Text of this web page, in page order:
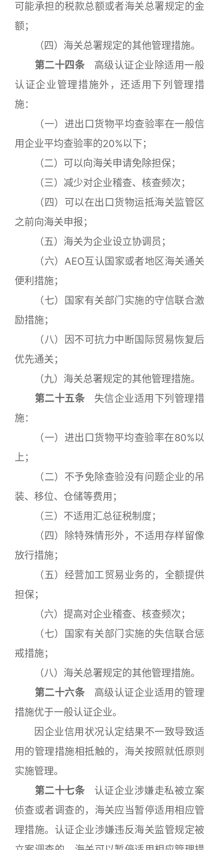
可能承担的税款总额或者海关总署规定的金
额；
（四）海关总署规定的其他管理措施。
第二十四条 高级认证企业除适用一般
认证企业管理措施外，还适用下列管理措
施：
（一）进出口货物平均查验率在一般信
用企业平均查验率的20%以下；
（二）可以向海关申请免除担保；
（三）减少对企业稽查、核查频次；
（四）可以在出口货物运抵海关监管区
之前向海关申报；
（五）海关为企业设立协调员；
（六）AEO互认国家或者地区海关通关
便利措施；
（七）国家有关部门实施的守信联合激
励措施；
（八）因不可抗力中断国际贸易恢复后
优先通关；
（九）海关总署规定的其他管理措施。
第二十五条 失信企业适用下列管理措
施：
（一）进出口货物平均查验率在80%以
上；
（二）不予免除查验没有问题企业的吊
装、移位、仓储等费用；
（三）不适用汇总征税制度；
（四）除特殊情形外，不适用存样留像
放行措施；
（五）经营加工贸易业务的，全额提供
担保；
（六）提高对企业稽查、核查频次；
（七）国家有关部门实施的失信联合惩
戒措施；
（八）海关总署规定的其他管理措施。
第二十六条 高级认证企业适用的管理
措施优于一般认证企业。
因企业信用状况认定结果不一致导致适
用的管理措施相抵触的，海关按照就低原则
实施管理。
第二十七条 认证企业涉嫌走私被立案
侦查或者调查的，海关应当暂停适用相应管
理措施。认证企业涉嫌违反海关监管规定被